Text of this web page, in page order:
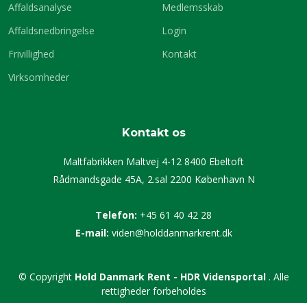
Affaldsanalyse
Affaldsnedbringelse
Frivillighed
Virksomheder
Medlemsskab
Login
Kontakt
Kontakt os
Maltfabrikken Maltvej 4-12 8400 Ebeltoft
Rådmandsgade 45A, 2.sal 2200 København N
Telefon: +45 61 40 42 28
E-mail: viden@holddanmarkrent.dk
© Copyright Hold Danmark Rent - HDR Vidensportal . Alle
rettigheder forbeholdes